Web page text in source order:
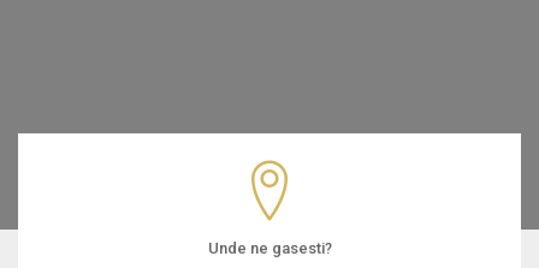
Unde ne gasesti?